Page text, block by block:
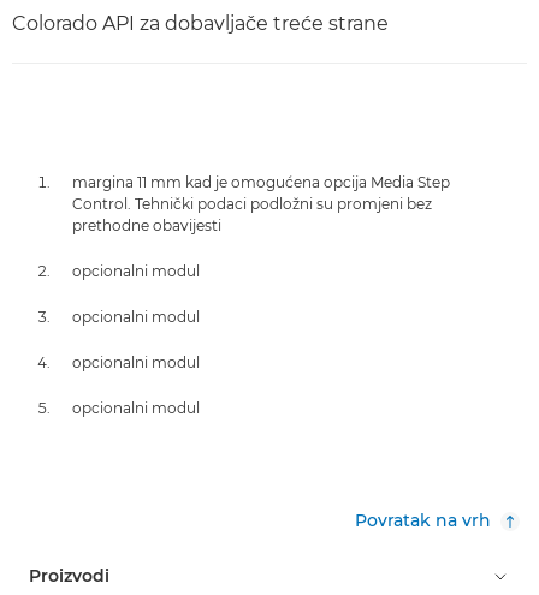
Colorado API za dobavljače treće strane
margina 11 mm kad je omogućena opcija Media Step
Control. Tehnički podaci podložni su promjeni bez
prethodne obavijesti
opcionalni modul
opcionalni modul
opcionalni modul
opcionalni modul
Povratak na vrh
Proizvodi